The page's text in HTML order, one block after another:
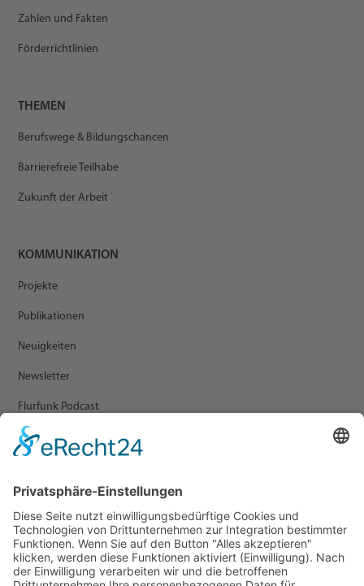
Zahlen und Fakten
Förderrichtlinien
THEMEN
Berufswege & Bildungschancen
Barrierefreie Teilhabe
Zukunft der Arbeit
KOMMUNIKATION
Projekte
Publikationen
Neuigkeiten
Newsletter
Flurfunk Podcast
Presse
Veranstaltungen
Newsletter Archiv